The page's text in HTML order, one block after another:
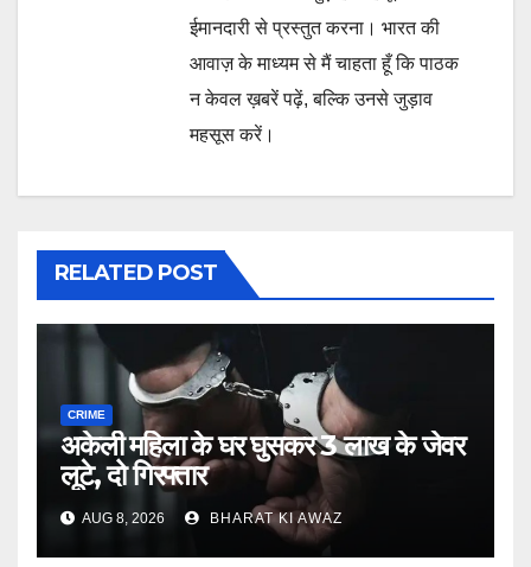
ईमानदारी से प्रस्तुत करना। भारत की
आवाज़ के माध्यम से मैं चाहता हूँ कि पाठक
न केवल ख़बरें पढ़ें, बल्कि उनसे जुड़ाव
महसूस करें।
RELATED POST
CRIME
अकेली महिला के घर घुसकर 3 लाख के जेवर
लूटे, दो गिरफ्तार
AUG 8, 2026 BHARAT KI AWAZ